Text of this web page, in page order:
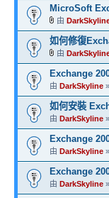
MicroSoft
由
如何修復
由
Exchange
由 DarkSkyline
如何安裝
由 DarkSkyline
Exchange
由 DarkSkyline
Exchange
由 DarkSkyline